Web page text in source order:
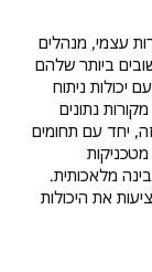
עצמי, מנהלים
ביותר שלהם
יכולות ניתוח
נתונים
זה, יחד עם תחומים
בינה מלאכותית.
את היכולות